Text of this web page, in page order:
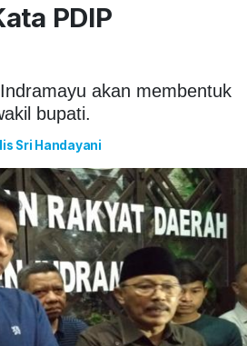
PDIP
akan membentuk
bupati.
Sri Handayani